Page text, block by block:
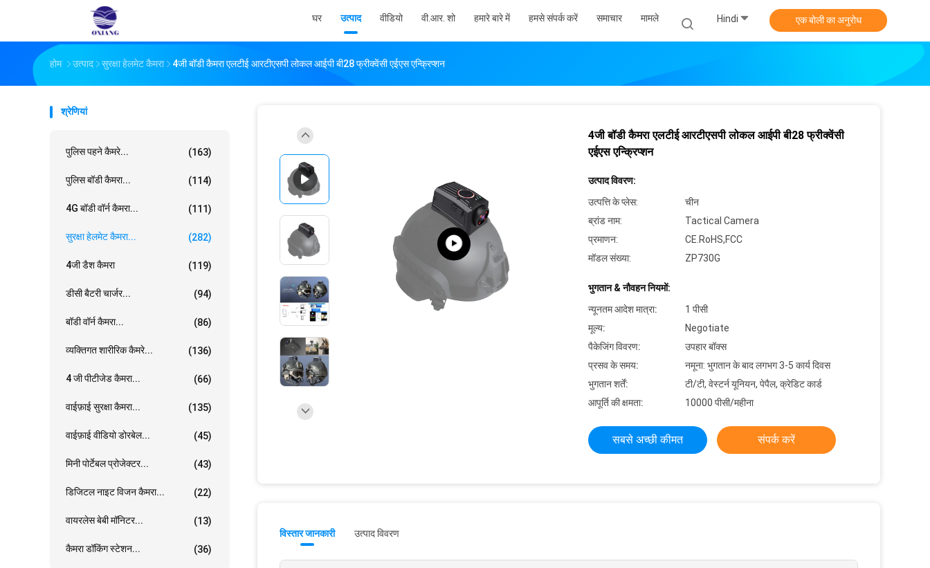
घर उत्पाद वीडियो वी.आर. शो हमारे बारे में हमसे संपर्क करें समाचार मामले Hindi एक बोली का अनुरोध
होम उत्पाद सुरक्षा हेलमेट कैमरा 4जी बॉडी कैमरा एलटीई आरटीएसपी लोकल आईपी बी28 फ्रीक्वेंसी एईएस एन्क्रिप्शन
श्रेणियां
पुलिस पहने कैमरे... (163)
पुलिस बॉडी कैमरा... (114)
4G बॉडी वॉर्न कैमरा... (111)
सुरक्षा हेलमेट कैमरा... (282)
4जी डैश कैमरा (119)
डीसी बैटरी चार्जर... (94)
बॉडी वॉर्न कैमरा... (86)
व्यक्तिगत शारीरिक कैमरे... (136)
4 जी पीटीजेड कैमरा... (66)
वाईफ़ाई सुरक्षा कैमरा... (135)
वाईफ़ाई वीडियो डोरबेल... (45)
मिनी पोर्टेबल प्रोजेक्टर... (43)
डिजिटल नाइट विजन कैमरा... (22)
वायरलेस बेबी मॉनिटर... (13)
कैमरा डॉकिंग स्टेशन... (36)
4जी बॉडी कैमरा एलटीई आरटीएसपी लोकल आईपी बी28 फ्रीक्वेंसी
एईएस एन्क्रिप्शन
उत्पाद विवरण:
उत्पत्ति के प्लेस:
चीन
ब्रांड नाम:
Tactical Camera
प्रमाणन:
CE.RoHS,FCC
मॉडल संख्या:
ZP730G
भुगतान & नौवहन नियमों:
न्यूनतम आदेश मात्रा:
1 पीसी
मूल्य:
Negotiate
पैकेजिंग विवरण:
उपहार बॉक्स
प्रसव के समय:
नमूना: भुगतान के बाद लगभग 3-5 कार्य दिवस
भुगतान शर्तें:
टी/टी, वेस्टर्न यूनियन, पेपैल, क्रेडिट कार्ड
आपूर्ति की क्षमता:
10000 पीसी/महीना
सबसे अच्छी कीमत संपर्क करें
विस्तार जानकारी उत्पाद विवरण